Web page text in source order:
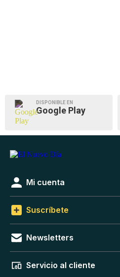
DISPONIBLE EN
Google Play
Mi cuenta
Suscríbete
Newsletters
Servicio al cliente